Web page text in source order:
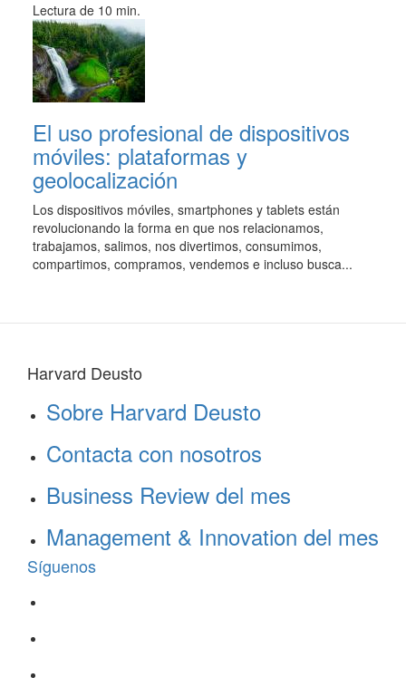
Lectura de 10 min.
El uso profesional de dispositivos
móviles: plataformas y
geolocalización
Los dispositivos móviles, smartphones y tablets están
revolucionando la forma en que nos relacionamos,
trabajamos, salimos, nos divertimos, consumimos,
compartimos, compramos, vendemos e incluso busca...
Harvard Deusto
Sobre Harvard Deusto
Contacta con nosotros
Business Review del mes
Management & Innovation del mes
Síguenos